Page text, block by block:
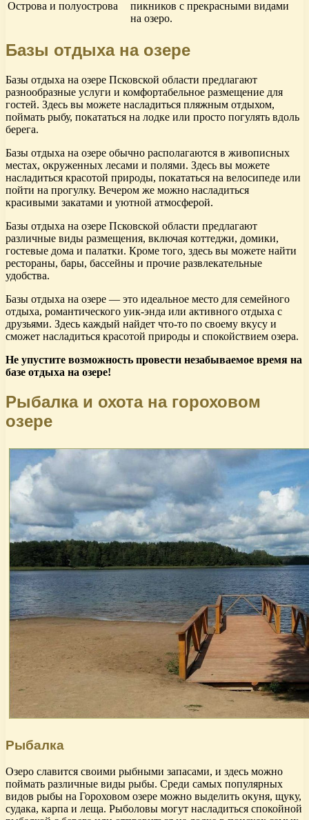
Острова и полуострова
пикников с прекрасными видами
на озеро.
Базы отдыха на озере
Базы отдыха на озере Псковской области предлагают
разнообразные услуги и комфортабельное размещение для
гостей. Здесь вы можете насладиться пляжным отдыхом,
поймать рыбу, покататься на лодке или просто погулять вдоль
берега.
Базы отдыха на озере обычно располагаются в живописных
местах, окруженных лесами и полями. Здесь вы можете
насладиться красотой природы, покататься на велосипеде или
пойти на прогулку. Вечером же можно насладиться
красивыми закатами и уютной атмосферой.
Базы отдыха на озере Псковской области предлагают
различные виды размещения, включая коттеджи, домики,
гостевые дома и палатки. Кроме того, здесь вы можете найти
рестораны, бары, бассейны и прочие развлекательные
удобства.
Базы отдыха на озере — это идеальное место для семейного
отдыха, романтического уик-энда или активного отдыха с
друзьями. Здесь каждый найдет что-то по своему вкусу и
сможет насладиться красотой природы и спокойствием озера.
Не упустите возможность провести незабываемое время на
базе отдыха на озере!
Рыбалка и охота на гороховом
озере
Рыбалка
Озеро славится своими рыбными запасами, и здесь можно
поймать различные виды рыбы. Среди самых популярных
видов рыбы на Гороховом озере можно выделить окуня, щуку,
судака, карпа и леща. Рыболовы могут насладиться спокойной